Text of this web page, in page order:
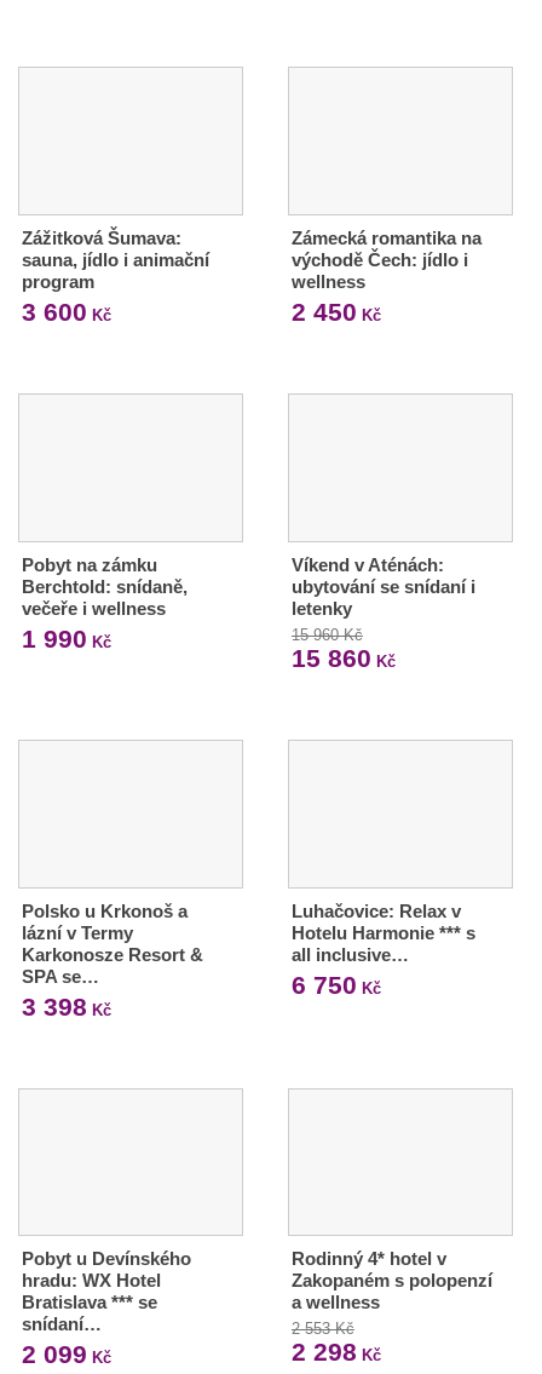
Zážitková Šumava:
sauna, jídlo i animační
program
3 600 Kč
Zámecká romantika na
východě Čech: jídlo i
wellness
2 450 Kč
Pobyt na zámku
Berchtold: snídaně,
večeře i wellness
1 990 Kč
Víkend v Aténách:
ubytování se snídaní i
letenky
15 960 Kč
15 860 Kč
Polsko u Krkonoš a
lázní v Termy
Karkonosze Resort &
SPA se…
3 398 Kč
Luhačovice: Relax v
Hotelu Harmonie *** s
all inclusive…
6 750 Kč
Pobyt u Devínského
hradu: WX Hotel
Bratislava *** se
snídaní…
2 099 Kč
Rodinný 4* hotel v
Zakopaném s polopenzí
a wellness
2 553 Kč
2 298 Kč